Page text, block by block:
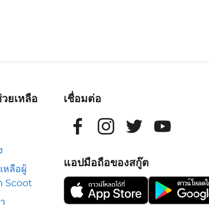
ยเหลือ
หลือผู้
Scoot
เชื่อมต่อ
แอปมือถือของสกู๊ต